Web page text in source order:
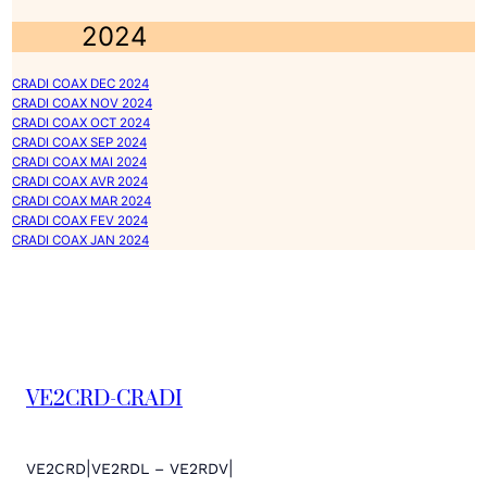
2024
CRADI COAX DEC 2024
CRADI COAX NOV 2024
CRADI COAX OCT 2024
CRADI COAX SEP 2024
CRADI COAX MAI 2024
CRADI COAX AVR 2024
CRADI COAX MAR 2024
CRADI COAX FEV 2024
CRADI COAX JAN 2024
VE2CRD-CRADI
VE2CRD VE2RDL – VE2RDV